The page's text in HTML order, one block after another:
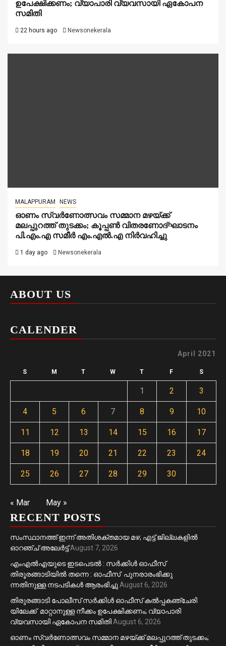
ഉപേക്ഷിക്കണം; വ്യാപാരി വ്യവസായി ഏകോപന
സമിതി
22 hours ago Newsonekerala
MALAPPURAM NEWS
ഓണം സ്വർണോത്സവം സമ്മാന മഴയ്ക്ക്
മലപ്പുറത്ത് തുടക്കം; കൂപ്പൺ വിതരണോദ്ഘാടനം
പി.എം.എ സമീർ എം.എൽ.എ നിർവഹിച്ചു
1 day ago Newsonekerala
ABOUT US
CALENDER
April 2021
S M T W T F S
1 2 3
4 5 6 7 8 9 10
11 12 13 14 15 16 17
18 19 20 21 22 23 24
25 26 27 28 29 30
« Mar May »
RECENT POSTS
സംസ്ഥാനത്ത് ഇന്ന് അതിശക്തമായ മഴ; എട്ട് ജില്ലകളിൽ
ഓറഞ്ച് അലേര്‍ട്ട് August 7, 2026
എംഎൽഎയുടെ ഇടപെടൽ : സര്‍ക്കിള്‍ ഓഫീസ്
തിരൂരങ്ങാടിയിൽ തന്നെ : ഓഫീസ് പുനരാരംഭിക്കു
ന്നതിനുള്ള നടപടികൾ ആരംഭിച്ചു August 6, 2026
തിരുരങ്ങാടി പോലീസ് സർക്കിൾ ഓഫീസ് കൽപ്പകഞ്ചേരി
യിലേക്ക് മാറ്റാനുള്ള നീക്കം ഉപേക്ഷിക്കണം; വ്യാപാരി
വ്യവസായി ഏകോപന സമിതി August 6, 2026
ഓണം സ്വർണോത്സവം സമ്മാന മഴയ്ക്ക് മലപ്പുറത്ത് തുടക്കം;